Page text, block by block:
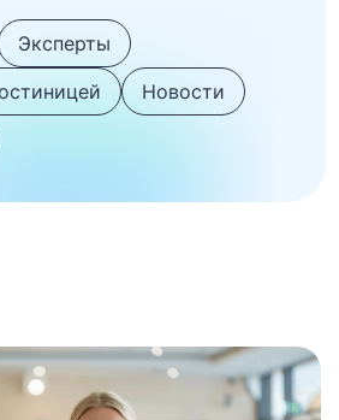
Эксперты
Новости